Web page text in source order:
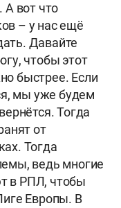
А вот что
– у нас ещё
Давайте
чтобы этот
быстрее. Если
мы уже будем
Тогда
от
Тогда
ведь многие
в РПЛ, чтобы
Европы. В